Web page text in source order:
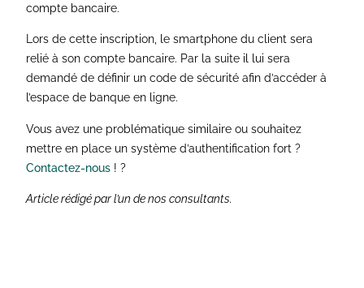
compte bancaire.
Lors de cette inscription, le smartphone du client sera
relié à son compte bancaire. Par la suite il lui sera
demandé de définir un code de sécurité afin d’accéder à
l’espace de banque en ligne.
Vous avez une problématique similaire ou souhaitez
mettre en place un système d’authentification fort ?
Contactez-nous ! ?
Article rédigé par l’un de nos consultants.